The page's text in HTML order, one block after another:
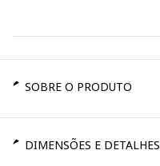
SOBRE O PRODUTO
DIMENSÕES E DETALHES